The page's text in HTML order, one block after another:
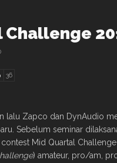
Challenge
36
lalu Zapco dan DynAudio
Sebelum seminar
Mid Quartal Challenge.
) amateur, pro/am,